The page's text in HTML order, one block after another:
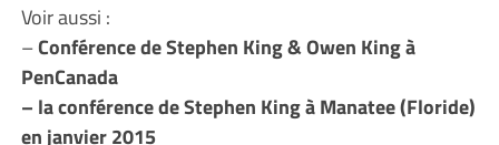
Voir aussi :
–Conférence de Stephen King & Owen King à
PenCanada
– la conférence de Stephen King à Manatee (Floride)
en janvier 2015